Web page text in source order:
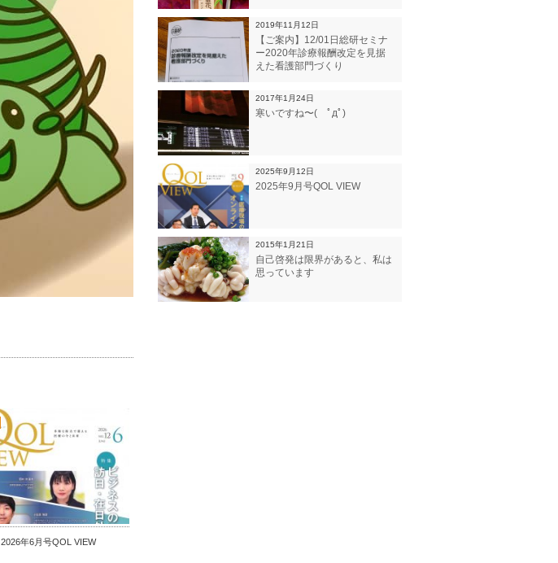
2026年6月号QOL VIEW
2019年11月12日
【ご案内】12/01日総研セミナ
ー2020年診療報酬改定を見据
えた看護部門づくり
2017年1月24日
寒いですね〜( ﾟдﾟ)
2025年9月12日
2025年9月号QOL VIEW
2015年1月21日
自己啓発は限界があると、私は
思っています